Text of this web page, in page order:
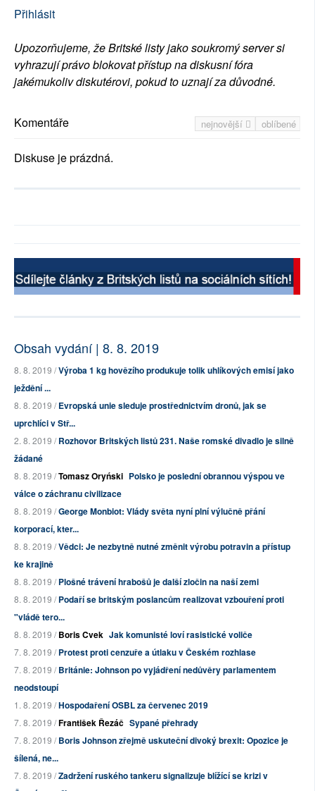
Přihlásit
Upozorňujeme, že Britské listy jako soukromý server si
vyhrazují právo blokovat přístup na diskusní fóra
jakémukoliv diskutérovi, pokud to uznají za důvodné.
nejnovější oblíbené
Komentáře
Diskuse je prázdná.
Obsah vydání | 8. 8. 2019
8. 8. 2019 /Výroba 1 kg hovězího produkuje tolik uhlíkových emisí jako
ježdění ...
8. 8. 2019 /Evropská unie sleduje prostřednictvím dronů, jak se
uprchlíci v Stř...
2. 8. 2019 /Rozhovor Britských listů 231. Naše romské divadlo je silně
žádané
8. 8. 2019 /Tomasz Oryński Polsko je poslední obrannou výspou ve
válce o záchranu civilizace
8. 8. 2019 /George Monbiot: Vlády světa nyní plní výlučně přání
korporací, kter...
8. 8. 2019 /Vědci: Je nezbytně nutné změnit výrobu potravin a přístup
ke krajině
8. 8. 2019 /Plošné trávení hrabošů je další zločin na naší zemi
8. 8. 2019 /Podaří se britským poslancům realizovat vzbouření proti
"vládě tero...
8. 8. 2019 /Boris Cvek Jak komunisté loví rasistické voliče
7. 8. 2019 /Protest proti cenzuře a útlaku v Českém rozhlase
7. 8. 2019 /Británie: Johnson po vyjádření nedůvěry parlamentem
neodstoupí
1. 8. 2019 /Hospodaření OSBL za červenec 2019
7. 8. 2019 /František Řezáč Sypané přehrady
7. 8. 2019 /Boris Johnson zřejmě uskuteční divoký brexit: Opozice je
šílená, ne...
7. 8. 2019 /Zadržení ruského tankeru signalizuje blížící se krizi v